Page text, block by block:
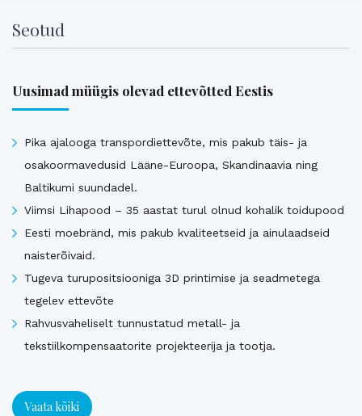
Seotud
Uusimad müügis olevad ettevõtted Eestis
Pika ajalooga transpordiettevõte, mis pakub täis- ja
osakoormavedusid Lääne-Euroopa, Skandinaavia ning
Baltikumi suundadel.
Viimsi Lihapood – 35 aastat turul olnud kohalik toidupood
Eesti moebränd, mis pakub kvaliteetseid ja ainulaadseid
naisterõivaid.
Tugeva turupositsiooniga 3D printimise ja seadmetega
tegelev ettevõte
Rahvusvaheliselt tunnustatud metall- ja
tekstiilkompensaatorite projekteerija ja tootja.
Vaata kõiki